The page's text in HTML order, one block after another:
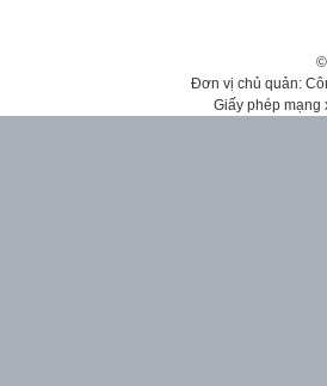
Đơn vị chủ quản:
Giấy phép mạng